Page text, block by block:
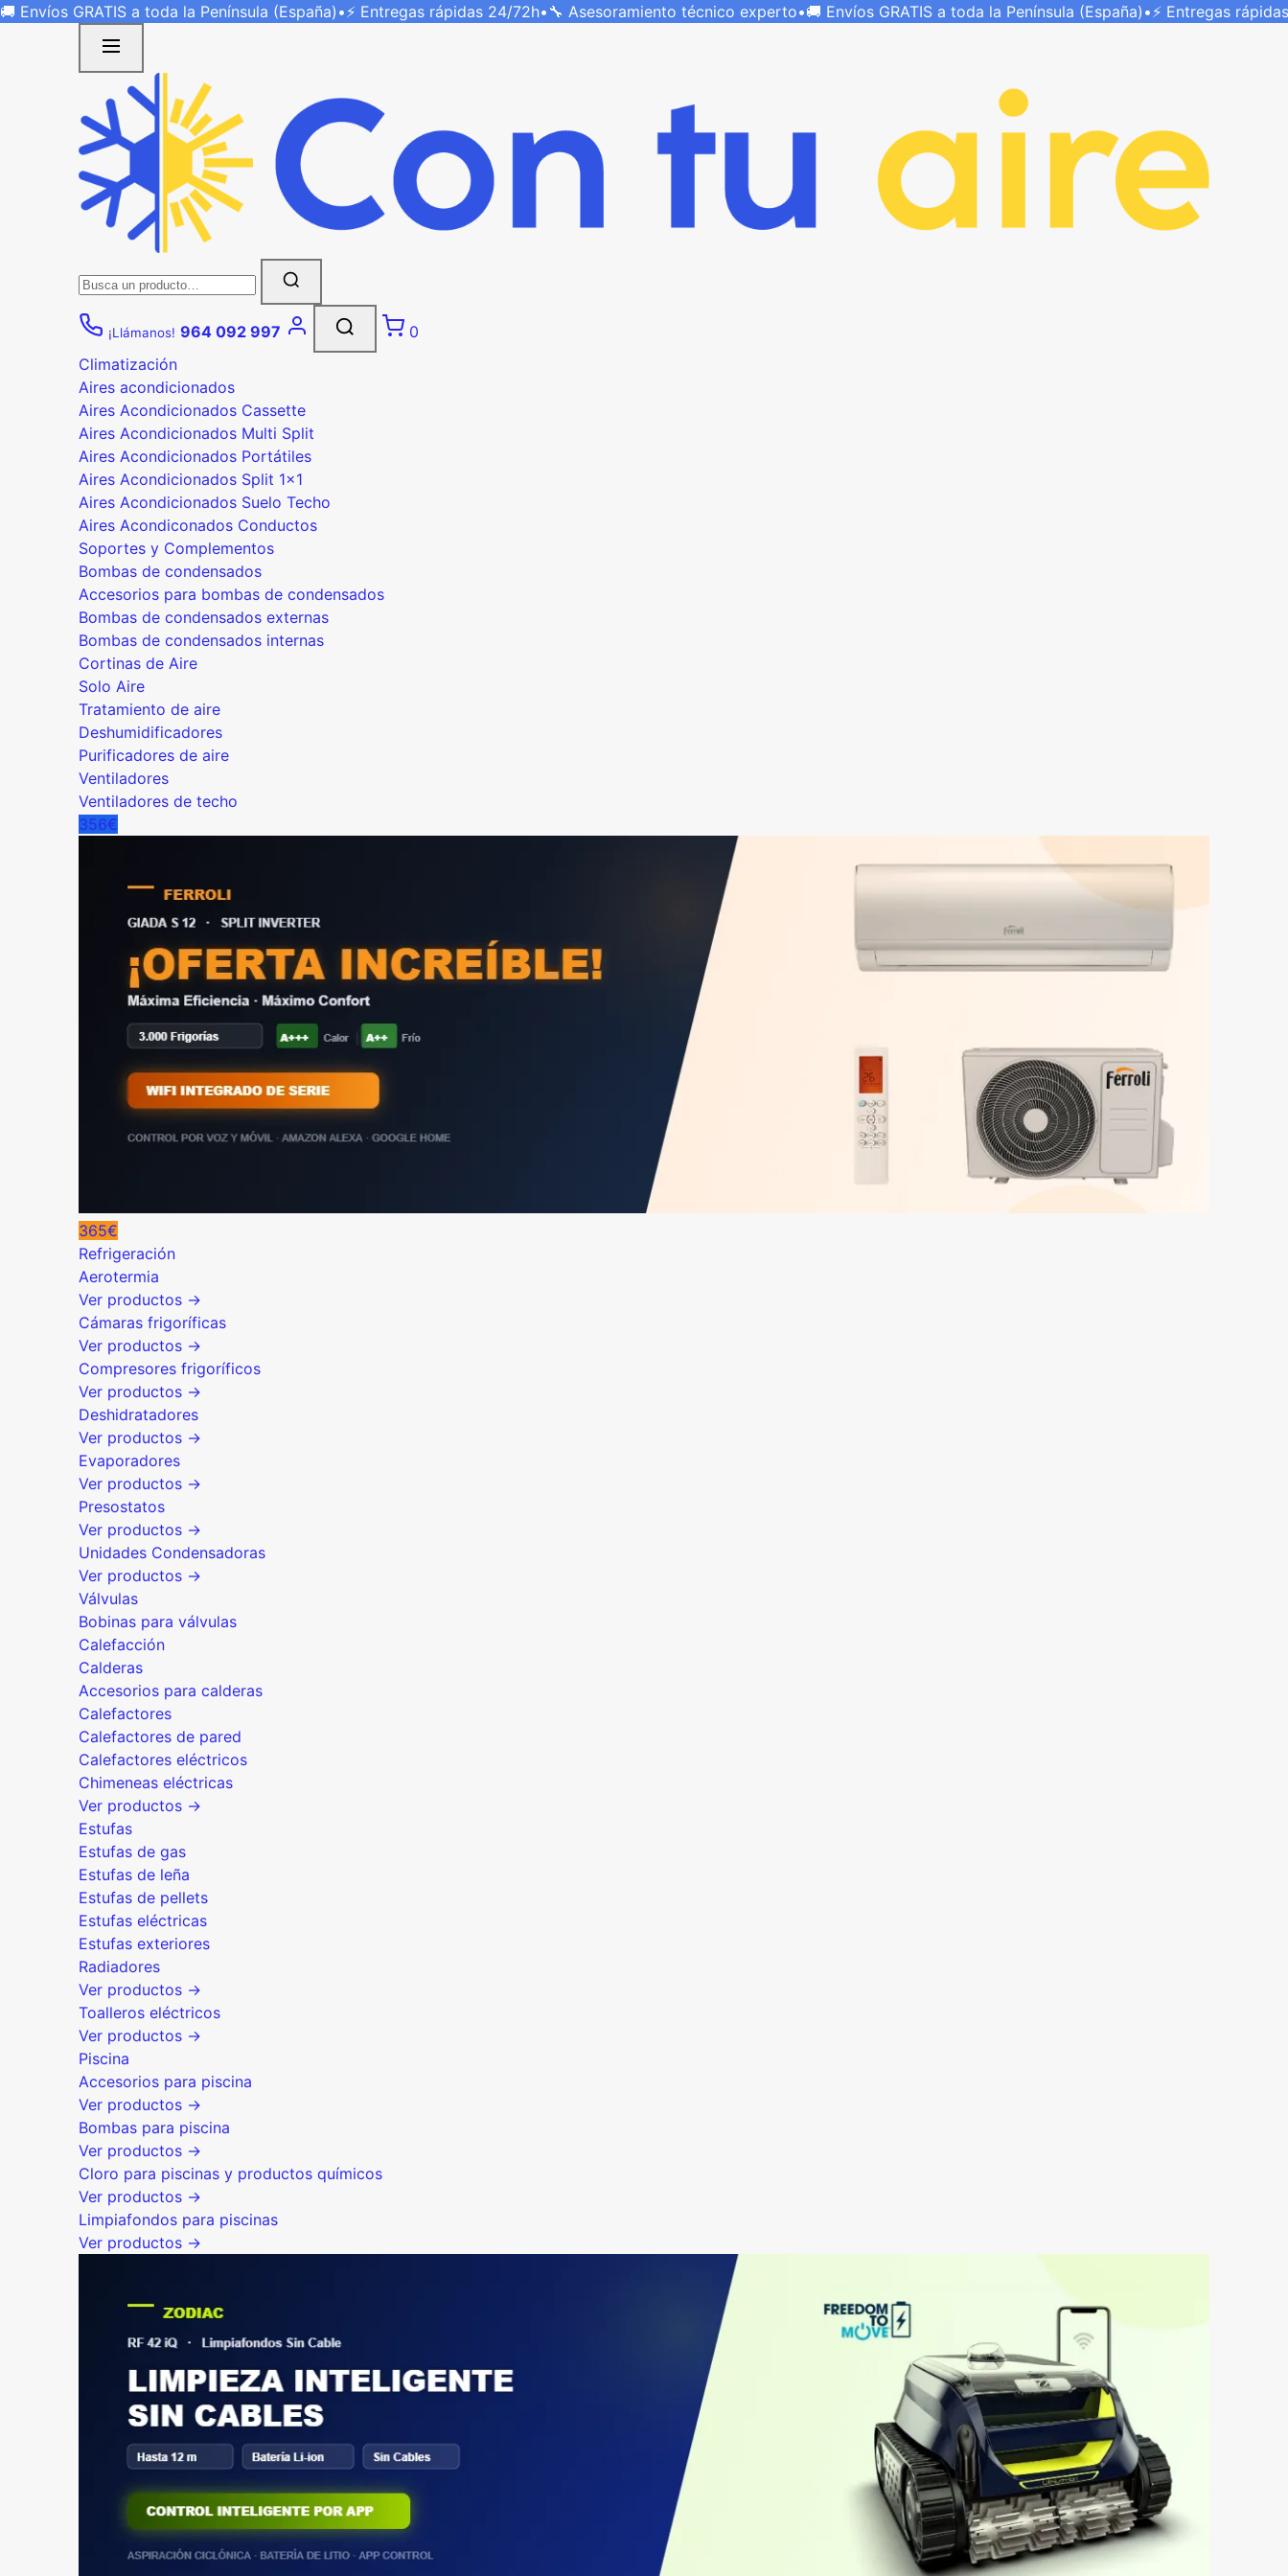
Saltar
🚚 Envíos GRATIS a toda la Península (España) •⚡ Entregas rápidas 24/72h• 🔧 Asesoramiento técnico experto•🚚 Envíos GRATIS a toda la Península (España) •⚡ Entregas
¡Llámanos! 964 092 997
0
Climatización
Aires acondicionados
Aires Acondicionados Cassette
Aires Acondicionados Multi Split
Aires Acondicionados Portátiles
Aires Acondicionados Split 1x1
Aires Acondicionados Suelo Techo
Aires Acondiconados Conductos
Soportes y Complementos
Bombas de condensados
Accesorios para bombas de condensados
Bombas de condensados externas
Bombas de condensados internas
Cortinas de Aire
Solo Aire
Tratamiento de aire
Deshumidificadores
Purificadores de aire
Ventiladores
Ventiladores de techo
356€
365€
Refrigeración
Aerotermia
Ver productos →
Cámaras frigoríficas
Ver productos →
Compresores frigoríficos
Ver productos →
Deshidratadores
Ver productos →
Evaporadores
Ver productos →
Presostatos
Ver productos →
Unidades Condensadoras
Ver productos →
Válvulas
Bobinas para válvulas
Calefacción
Calderas
Accesorios para calderas
Calefactores
Calefactores de pared
Calefactores eléctricos
Chimeneas eléctricas
Ver productos →
Estufas
Estufas de gas
Estufas de leña
Estufas de pellets
Estufas eléctricas
Estufas exteriores
Radiadores
Ver productos →
Toalleros eléctricos
Ver productos →
Piscina
Accesorios para piscina
Ver productos →
Bombas para piscina
Ver productos →
Cloro para piscinas y productos químicos
Ver productos →
Limpiafondos para piscinas
Ver productos →